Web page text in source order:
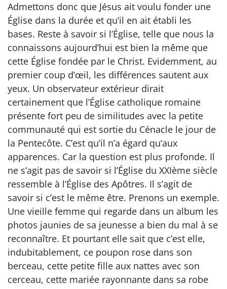
Admettons donc que Jésus ait voulu fonder une
Église dans la durée et qu’il en ait établi les
bases. Reste à savoir si l’Église, telle que nous la
connaissons aujourd’hui est bien la même que
cette Église fondée par le Christ. Evidemment, au
premier coup d’œil, les différences sautent aux
yeux. Un observateur extérieur dirait
certainement que l’Église catholique romaine
présente fort peu de similitudes avec la petite
communauté qui est sortie du Cénacle le jour de
la Pentecôte. C’est qu’il n’a égard qu’aux
apparences. Car la question est plus profonde. Il
ne s’agit pas de savoir si l’Église du XXIème siècle
ressemble à l’Église des Apôtres. Il s’agit de
savoir si c’est le même être. Prenons un exemple.
Une vieille femme qui regarde dans un album les
photos jaunies de sa jeunesse a bien du mal à se
reconnaître. Et pourtant elle sait que c’est elle,
indubitablement, ce poupon rose dans son
berceau, cette petite fille aux nattes avec son
cerceau, cette mariée rayonnante dans sa robe